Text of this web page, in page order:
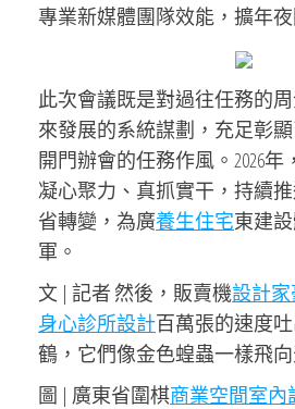
專業新媒體團隊效能，擴年
此次會議既是對過往任務的
來發展的系統謀劃，充足彰
開門辦會的任務作風。2026
凝心聚力、真抓實干，持續
省轉變，為廣養生住宅東建
軍。
文 | 記者 然後，販賣機設計
身心診所設計百萬張的速度
鶴，它們像金色蝗蟲一樣飛
圖 | 廣東省圍棋商業空間室內